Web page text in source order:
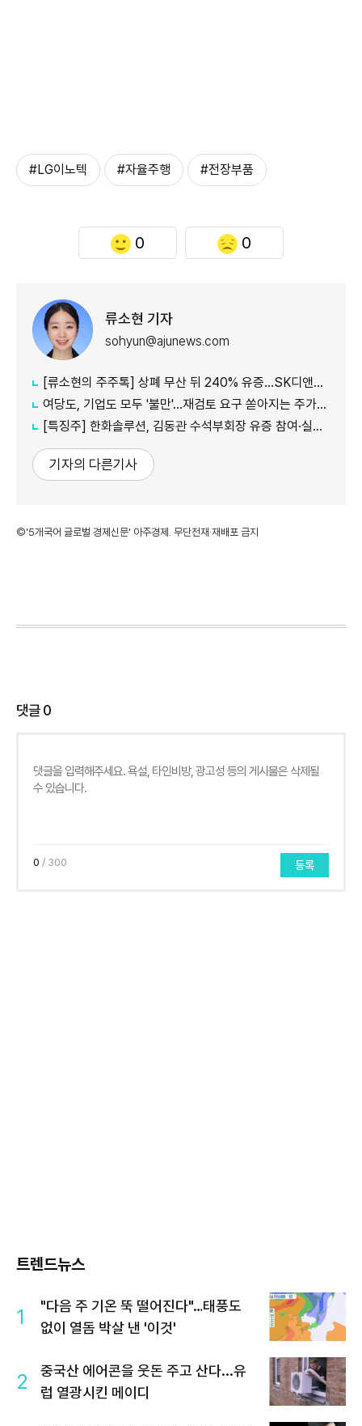
#LG이노텍 #자율주행 #전장부품
0 0
류소현 기자
sohyun@ajunews.com
[류소현의 주주톡] 상폐 무산 뒤 240% 유증…SK디앤디는 주주를 설득했나?
여당도, 기업도 모두 '불만'...재검토 요구 쏟아지는 주가누르기 방지 세제개편안
[특징주] 한화솔루션, 김동관 수석부회장 유증 참여·실적 개선 기대에 16% 강세
기자의 다른기사
©'5개국어 글로벌 경제신문' 아주경제. 무단전재·재배포 금지
댓글0
0 / 300 등록
트렌드뉴스
1
"다음 주 기온 뚝 떨어진다"…태풍도
없이 열돔 박살 낸 '이것'
2
중국산 에어콘을 웃돈 주고 산다...유
럽 열광시킨 메이디